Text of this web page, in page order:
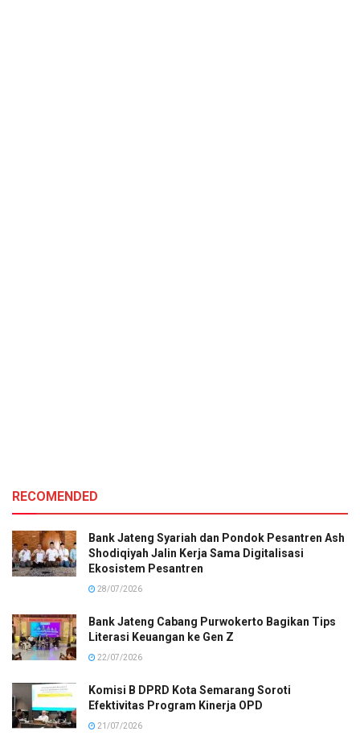
RECOMENDED
Bank Jateng Syariah dan Pondok Pesantren Ash
Shodiqiyah Jalin Kerja Sama Digitalisasi
Ekosistem Pesantren
28/07/2026
Bank Jateng Cabang Purwokerto Bagikan Tips
Literasi Keuangan ke Gen Z
22/07/2026
Komisi B DPRD Kota Semarang Soroti
Efektivitas Program Kinerja OPD
21/07/2026